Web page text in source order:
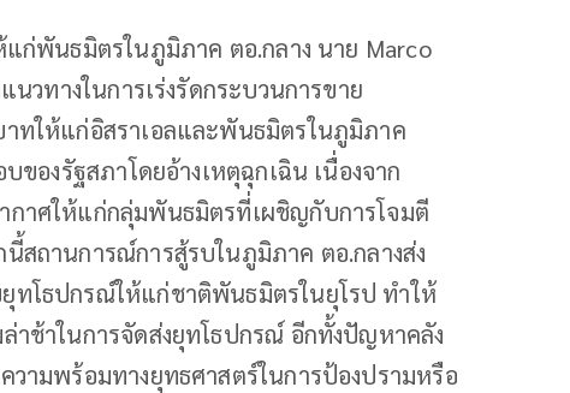
แก่พันธมิตรในภูมิภาค ตอ.กลาง นาย Marco
วทางในการเร่งรัดกระบวนการขาย
ทให้แก่อิสราเอลและพันธมิตรในภูมิภาค
ของรัฐสภาโดยอ้างเหตุฉุกเฉิน เนื่องจาก
กาศให้แก่กลุ่มพันธมิตรที่เผชิญกับการโจมตี
สถานการณ์การสู้รบในภูมิภาค ตอ.กลางส่ง
ทโธปกรณ์ให้แก่ชาติพันธมิตรในยุโรป ทำให้
าช้าในการจัดส่งยุทโธปกรณ์ อีกทั้งปัญหาคลัง
วามพร้อมทางยุทธศาสตร์ในการป้องปรามหรือ